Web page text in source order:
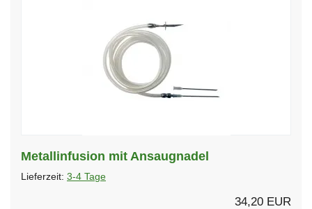
Metallinfusion mit Ansaugnadel
Lieferzeit: 3-4 Tage
34,20 EUR